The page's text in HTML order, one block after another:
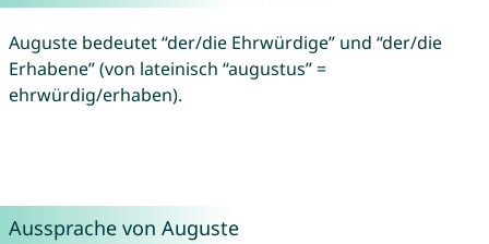
Auguste bedeutet “der/die Ehrwürdige” und “der/die
Erhabene” (von lateinisch “augustus” =
ehrwürdig/erhaben).
Aussprache von Auguste